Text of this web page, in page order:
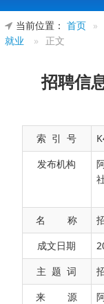
当前位置： 首页 »
就业
» 正文
招聘信
索 引 号
发布机构
名 称
成文日期
主 题 词
来 源
1.阿图什市机
岗位1：保洁员
要求：能够吃